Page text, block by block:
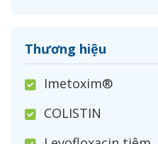
Thương hiệu
Imetoxim®
COLISTIN